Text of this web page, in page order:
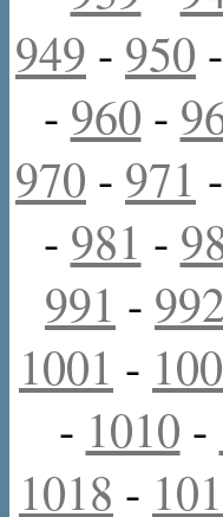
949 - 950 -
- 960 -
970 - 971 -
- 981 -
991 - 992
1001 -
- 1010 -
1018 -